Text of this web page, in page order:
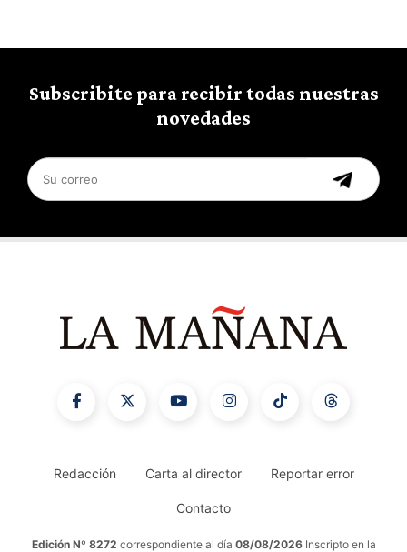
Subscribite para recibir todas nuestras
novedades
Redacción Carta al director Reportar error
Contacto
Edición Nº 8272 correspondiente al día 08/08/2026 Inscripto en la